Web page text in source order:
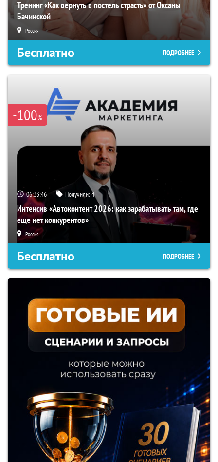
Тренинг «Как вернуть в постель страсть» от Оксаны
Бачинской
Россия
Бесплатно ПОДРОБНЕЕ
-100%
06:33:45 Получили:4
Интенсив «Автоконтент 2026: как зарабатывать там, где
еще нет конкурентов»
Россия
Бесплатно ПОДРОБНЕЕ